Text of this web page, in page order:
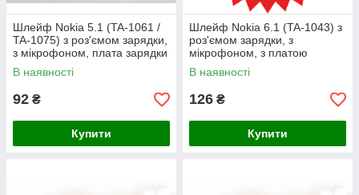
Шлейф Nokia 5.1 (TA-1061 /
TA-1075) з роз'ємом зарядки,
з мікрофоном, плата зарядки
В наявності
92 ₴
Купити
Шлейф Nokia 6.1 (TA-1043) з
роз'ємом зарядки, з
мікрофоном, з платою
зарядки
В наявності
126 ₴
Купити